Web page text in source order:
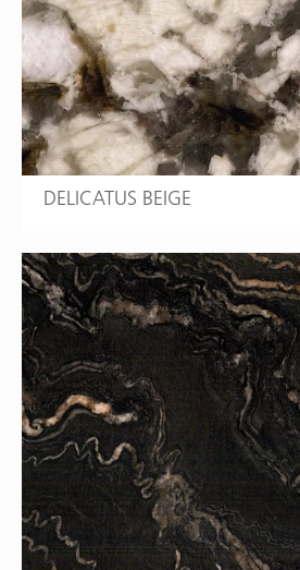
DELICATUS BEIGE